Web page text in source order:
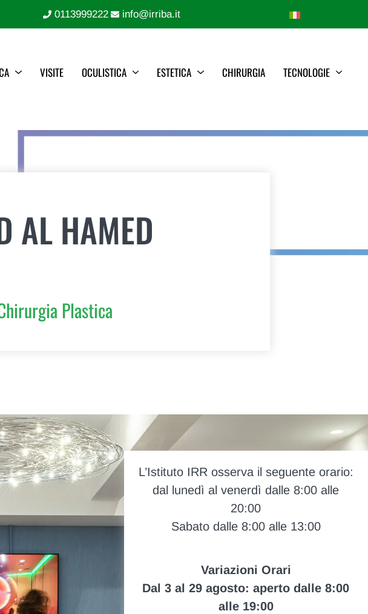
0113999222 info@irriba.it
VISITE OCULISTICA ESTETICA CHIRURGIA TECNOLOGIE
AL HAMED
Plastica
L’Istituto IRR osserva il seguente orario:
dal lunedì al venerdì dalle 8:00 alle
20:00
Sabato dalle 8:00 alle 13:00
Variazioni Orari
Dal 3 al 29 agosto: aperto dalle 8:00
alle 19:00